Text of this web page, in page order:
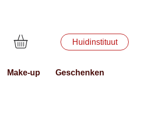
Huidinstituut
Make-up Geschenken